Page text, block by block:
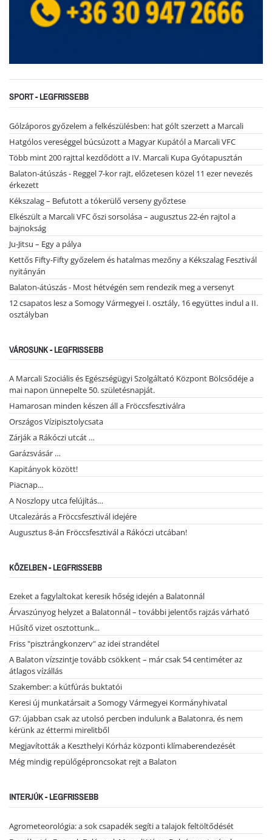
SPORT - LEGFRISSEBB
Gólzáporos győzelem a felkészülésben: hat gólt szerzett a Marcali
Hatgólos vereséggel búcsúzott a Magyar Kupától a Marcali VFC
Több mint 200 rajttal kezdődött a IV. Marcali Kupa Gyótapusztán
Balaton-átúszás - Reggel 7-kor rajt, előzetesen közel 11 ezer nevezés
érkezett
Kékszalag – Befutott a tókerülő verseny győztese
Elkészült a Marcali VFC őszi sorsolása – augusztus 22-én rajtol a
bajnokság
Ju-Jitsu – Egy a pálya
Kettős Fifty-Fifty győzelem és hatalmas mezőny a Kékszalag Fesztivál
nyitányán
Balaton-átúszás - Most hétvégén sem rendezik meg a versenyt
12 csapatos lesz a Somogy Vármegyei I. osztály, 16 együttes indul a II.
osztályban
VÁROSUNK - LEGFRISSEBB
A Marcali Szociális és Egészségügyi Szolgáltató Központ Bölcsődéje a
mai napon ünnepelte 50. születésnapját.
Hamarosan minden készen áll a Fröccsfesztiválra
Országos Vízipisztolycsata
Zárják a Rákóczi utcát …
Garázsvásár …
Kapitányok között!
Piacnap...
A Noszlopy utca felújítás…
Utcalezárás a Fröccsfesztivál idejére
Augusztus 8-án Fröccsfesztivál a Rákóczi utcában!
KÖZELBEN - LEGFRISSEBB
Ezeket a fagylaltokat keresik hőség idején a Balatonnál
Árvaszúnyog helyzet a Balatonnál – további jelentős rajzás várható
Hűsítő vizet osztottunk...
Friss "pisztrángkonzerv" az idei strandétel
A Balaton vízszintje tovább csökkent – már csak 54 centiméter az
átlagos vízállás
Szakember: a kútfúrás buktatói
Keresi új munkatársait a Somogy Vármegyei Kormányhivatal
G7: újabban csak az utolsó percben indulunk a Balatonra, és nem
kérünk az éttermi mirelitből
Megjavították a Keszthelyi Kórház központi klímaberendezését
Még mindig repülőgéproncsokat rejt a Balaton
INTERJÚK - LEGFRISSEBB
Agrometeorológia: a sok csapadék segíti a talajok feltöltődését